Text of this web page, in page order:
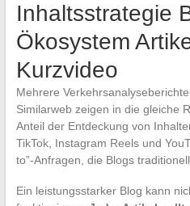
Inhaltsstrategie
Ökosystem
Kurzvideo
Mehrere
Similarweb zeigen in die gleiche
Anteil der Entdeckung von
TikTok, Instagram Reels und
to”-Anfragen, die Blogs
Ein leistungsstarker Blog kann